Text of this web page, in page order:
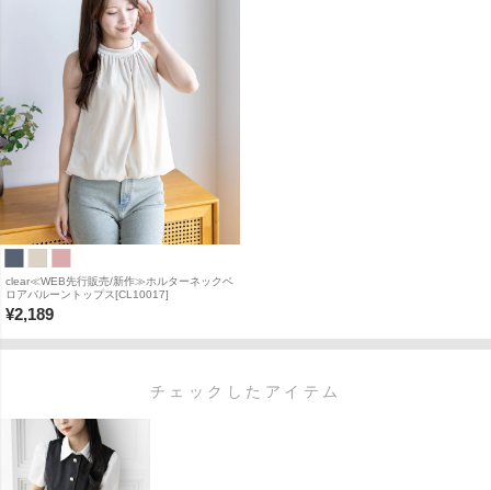
clear≪WEB先行販売/新作≫ホルターネックベ
ロアバルーントップス[CL10017]
¥2,189
チェックしたアイテム